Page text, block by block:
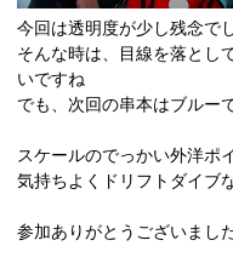
今回は透明度が少し残念で
そんな時は、目線を落とし
いですね
でも、次回の串本はブルー
スケールのでっかい外洋ポ
気持ちよくドリフトダイブ
参加ありがとうございまし